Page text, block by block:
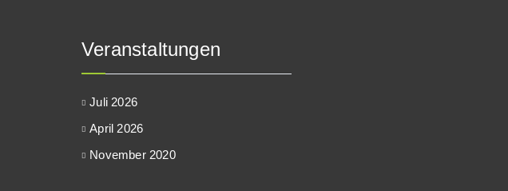
Veranstaltungen
Juli 2026
April 2026
November 2020